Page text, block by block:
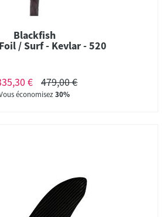
Blackfish
/ Surf - Kevlar - 520
€ 479,00 €
économisez30%